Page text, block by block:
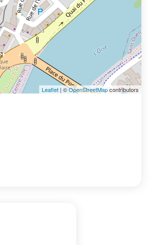
Leaflet | ©OpenStreetMapcontributors